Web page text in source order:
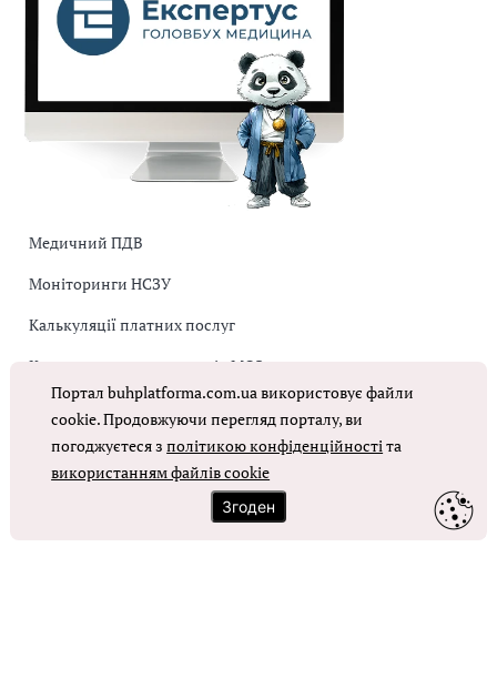
Медичний ПДВ
Моніторинги НСЗУ
Калькуляції платних послуг
Коригувальна накладна від МОЗ
Оплата праці в КНП
ОТРИМАТИ ДОСТУП
Портал buhplatforma.com.ua використовує файли
cookie. Продовжуючи перегляд порталу, ви
погоджуєтеся зполітикою конфіденційностіта
використанням файлів cookie
Згоден